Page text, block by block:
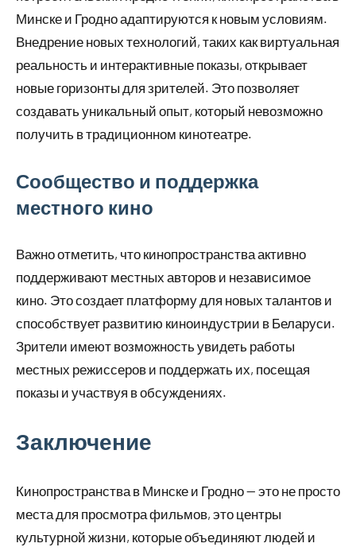
Минске и Гродно адаптируются к новым условиям.
Внедрение новых технологий, таких как виртуальная
реальность и интерактивные показы, открывает
новые горизонты для зрителей. Это позволяет
создавать уникальный опыт, который невозможно
получить в традиционном кинотеатре.
Сообщество и поддержка
местного кино
Важно отметить, что кинопространства активно
поддерживают местных авторов и независимое
кино. Это создает платформу для новых талантов и
способствует развитию киноиндустрии в Беларуси.
Зрители имеют возможность увидеть работы
местных режиссеров и поддержать их, посещая
показы и участвуя в обсуждениях.
Заключение
Кинопространства в Минске и Гродно — это не просто
места для просмотра фильмов, это центры
культурной жизни, которые объединяют людей и